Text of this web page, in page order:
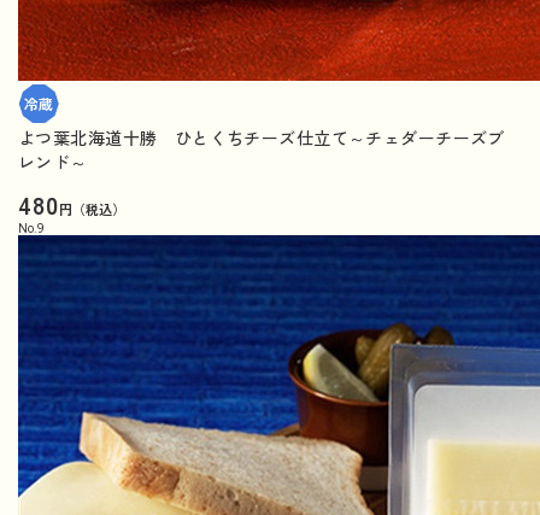
よつ葉北海道十勝 ひとくちチーズ仕立て～チェダーチーズブ
レンド～
480円（税込）
No. 9